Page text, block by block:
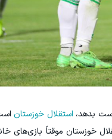
بدهد، استقلال خوزستان
خوزستان موقتاً بازی‌های